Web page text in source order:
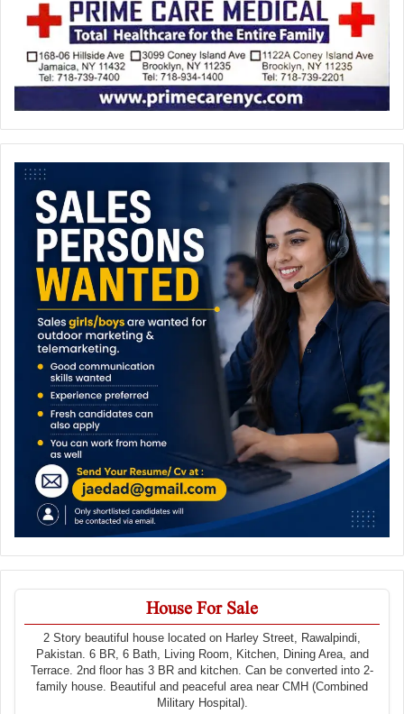
House For Sale
2 Story beautiful house located on Harley Street, Rawalpindi,
Pakistan. 6 BR, 6 Bath, Living Room, Kitchen, Dining Area, and
Terrace. 2nd floor has 3 BR and kitchen. Can be converted into 2-
family house. Beautiful and peaceful area near CMH (Combined
Military Hospital).